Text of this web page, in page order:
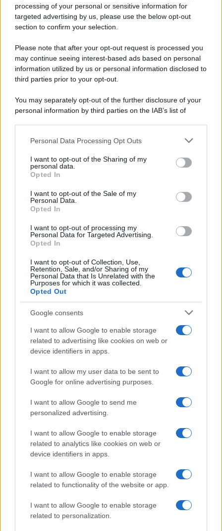
processing of your personal or sensitive information for
targeted advertising by us, please use the below opt-out
section to confirm your selection.
Please note that after your opt-out request is processed you
may continue seeing interest-based ads based on personal
information utilized by us or personal information disclosed to
third parties prior to your opt-out.
You may separately opt-out of the further disclosure of your
personal information by third parties on the IAB’s list of
This information may also be disclosed by us to third parties
disclose it to other third parties.
Please note that this website/app uses one or more Google
services and may gather and store information including but
not limited to your visit or usage behaviour. You may click to
grant or deny consent to Google and its third-party tags to
consent section.
Personal Data Processing Opt Outs
I want to opt-out of the Sharing of my
personal data.
Opted In
I want to opt-out of the Sale of my
Personal Data.
Opted In
I want to opt-out of processing my
Personal Data for Targeted Advertising.
Opted In
I want to opt-out of Collection, Use,
Retention, Sale, and/or Sharing of my
Personal Data that Is Unrelated with the
Purposes for which it was collected.
Opted Out
Google consents
I want to allow Google to enable storage
related to advertising like cookies on web or
device identifiers in apps.
I want to allow my user data to be sent to
Google for online advertising purposes.
I want to allow Google to send me
personalized advertising.
I want to allow Google to enable storage
related to analytics like cookies on web or
device identifiers in apps.
I want to allow Google to enable storage
related to functionality of the website or app.
I want to allow Google to enable storage
related to personalization.